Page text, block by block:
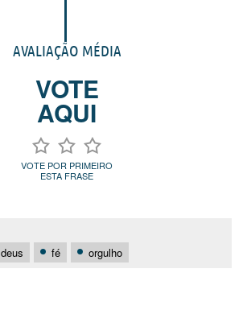
AVALIAÇÃO MÉDIA
VOTE
AQUI
VOTE POR PRIMEIRO
ESTA FRASE
deus fé orgulho